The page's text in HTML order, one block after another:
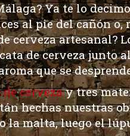
? Ya te lo
al pie del cañón
cervezaartesanal?
cata de cervezajunto al
que se
cervezay tres
hechas nuestras
la malta, luego el